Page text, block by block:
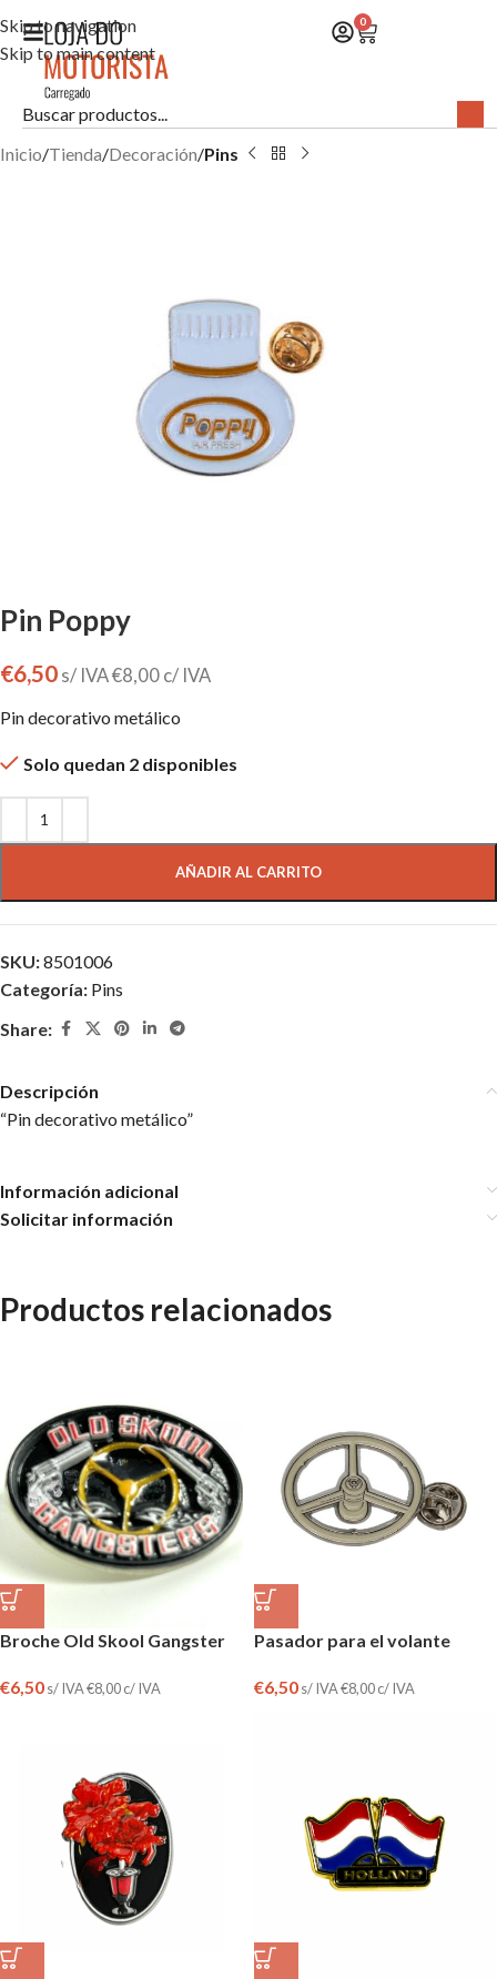
Skip to navigation
Skip to main content
0
Inicio Tienda Decoración Pins
Pin Poppy
€6,50 s/ IVA€8,00 c/ IVA
Pin decorativo metálico
Solo quedan 2 disponibles
AÑADIR AL CARRITO
SKU:8501006
Categoría: Pins
Share:
Descripción
“Pin decorativo metálico”
Información adicional
Solicitar información
Productos relacionados
Broche Old Skool Gangster
€6,50s/ IVA€8,00c/ IVA
Pasador para el volante
€6,50s/ IVA€8,00c/ IVA